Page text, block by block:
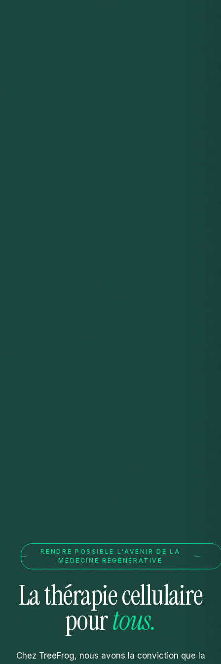
RENDRE POSSIBLE L'AVENIR DE LA
MÉDECINE RÉGÉNÉRATIVE
La thérapiecellulaire
pourtous.
Chez TreeFrog, nous avons la conviction que la